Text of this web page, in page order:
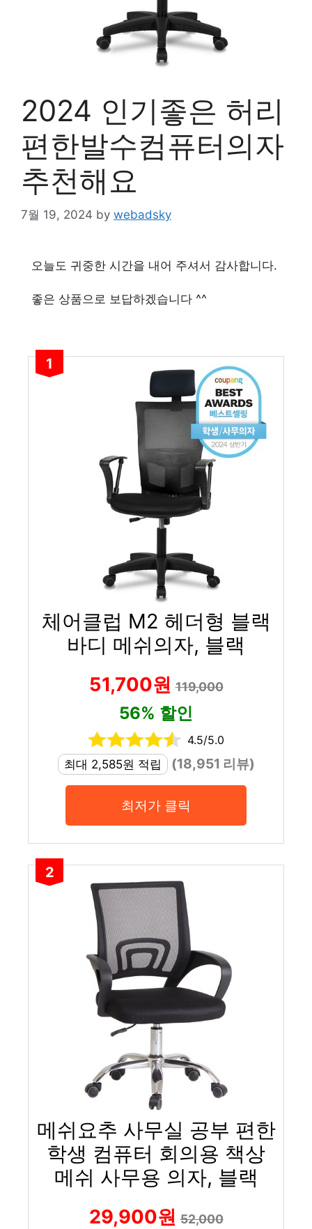
2024 인기좋은 허리
편한발수컴퓨터의자
추천해요
7월 19, 2024 by webadsky
오늘도 귀중한 시간을 내어 주셔서 감사합니다.
좋은 상품으로 보답하겠습니다 ^^
1
체어클럽 M2 헤더형 블랙
바디 메쉬의자, 블랙
51,700원119,000
56% 할인
4.5/5.0
최대 2,585원 적립
(18,951 리뷰)
최저가 클릭
2
메쉬요추 사무실 공부 편한
학생 컴퓨터 회의용 책상
메쉬 사무용 의자, 블랙
29,900원52,000